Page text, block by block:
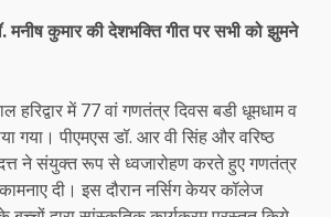
मनीष कुमार की देशभक्ति गीत पर सभी को झुमने
हरिद्वार में 77 वां गणतंत्र दिवस बडी धूमधाम व
गया। पीएमएस डॉ. आर वी सिंह और वरिष्ठ
दत्त ने संयुक्त रूप से ध्वजारोहण करते हुए गणतंत्र
दी। इस दौरान नर्सिग केयर कॉलेज